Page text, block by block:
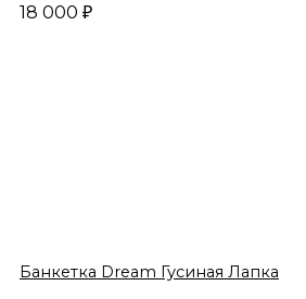
18 000 ₽
Банкетка Dream Гусиная Лапка